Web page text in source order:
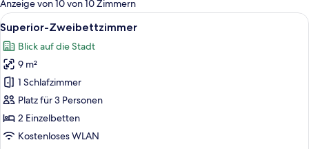
Zimmer
Anzeige von 10 von 10 Zimmern
Alle
Fotos
für
Superior-
Zweibettzimmer
anzeigen
Ein Hotelzimmer mit zwei Betten,
9
Superior-Zweibettzimmer
Blick auf die Stadt
9 m²
1 Schlafzimmer
Platz für 3 Personen
2 Einzelbetten
Kostenloses WLAN